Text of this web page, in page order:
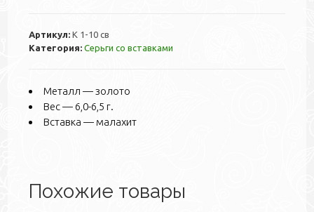
Артикул:К 1-10 св
Категория:Серьги со вставками
Металл — золото
Вес — 6,0-6,5 г.
Вставка — малахит
Похожие товары